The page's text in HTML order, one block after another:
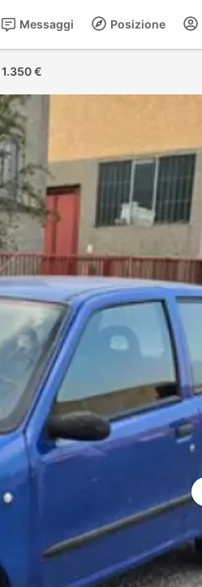
Posizione
Messaggi
1.350 €